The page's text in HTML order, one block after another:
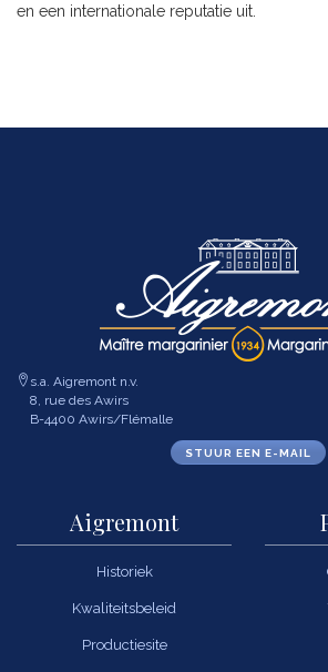
en een internationale reputatie uit.
s.a. Aigremont n.v.
8, rue des Awirs
B-4400 Awirs/Flémalle
STUUR EEN E-MAIL
Aigremont
Historiek
Kwaliteitsbeleid
Productiesite